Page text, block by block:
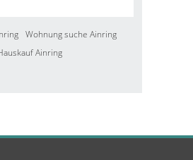
Wohnung suche Ainring
Ainring